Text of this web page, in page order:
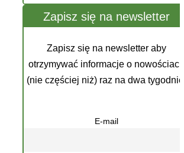
Zapisz się na newsletter
Zapisz się na newsletter aby
otrzymywać informacje o nowościach
(nie częściej niż) raz na dwa tygodnie.
E-mail